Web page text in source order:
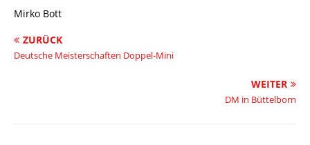
Mirko Bott
ZURÜCK
Deutsche Meisterschaften Doppel-Mini
WEITER
DM in Büttelborn